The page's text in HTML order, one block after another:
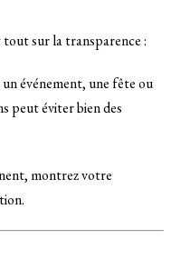
sur la transparence :
un événement, une fête ou
peut éviter bien des
montrez votre